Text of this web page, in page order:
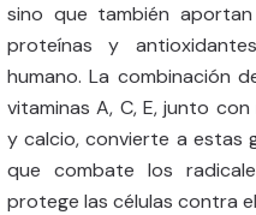
sino que también
proteínas y
humano. La combinación
vitaminas A, C, E, junto
y calcio, convierte a estas
que combate los
protege las células contra